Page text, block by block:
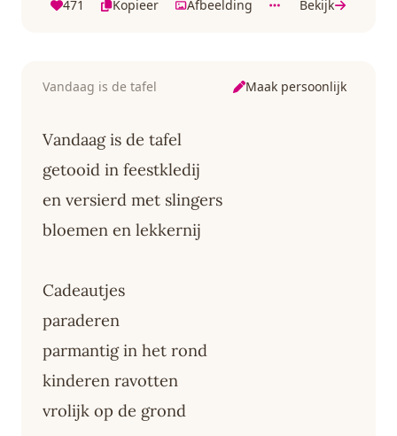
471 Kopieer Afbeelding Bekijk
Vandaag is de tafel Maak persoonlijk
Vandaag is de tafel
getooid in feestkledij
en versierd met slingers
bloemen en lekkernij
Cadeautjes
paraderen
parmantig in het rond
kinderen ravotten
vrolijk op de grond